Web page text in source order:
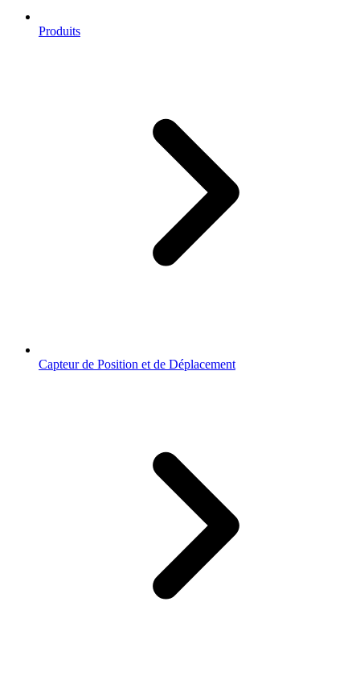
Produits
Capteur de Position et de Déplacement